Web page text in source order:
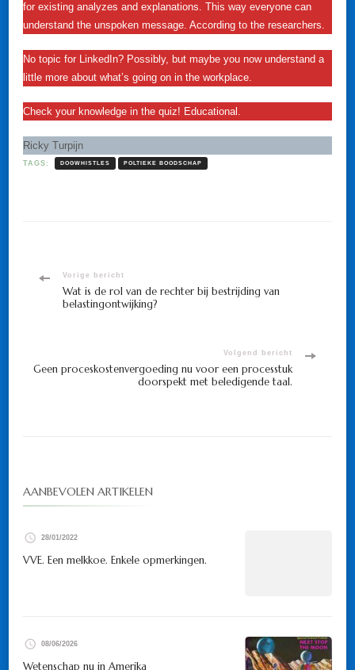
for existing analyzes and explanations. This way everyone can
understand the unspoken message. According to the researchers.
No topic for LinkedIn? Possibly, but maybe you now understand a
little more about what’s going on in the workplace.
Check your knowledge in the quiz! Educational.
Ricky Turpijn
TAGS: DOGWHISTLES POLTIEKE BOODSCHAP
Bericht
navigatie
Vorige bericht
Wat is de rol van de rechter bij bestrijding van
belastingontwijking?
Volgend bericht
Geen proceskostenvergoeding nu voor een processtuk
doorspekt met beledigende taal.
AANBEVOLEN ARTIKELEN
28/01/2022
VVE. Een melkkoe. Enkele opmerkingen.
08/06/2026
Wetenschap nu in Amerika